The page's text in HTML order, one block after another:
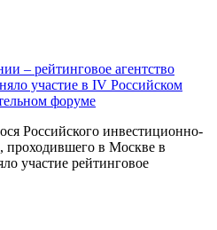
– рейтинговое агентство
участие в IV Российском
форуме
Российского инвестиционно-
проходившего в Москве в
участие рейтинговое